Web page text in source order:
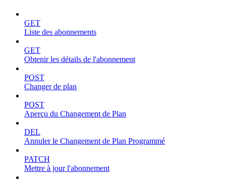
GET
Liste des abonnements
GET
Obtenir les détails de l'abonnement
POST
Changer de plan
POST
Aperçu du Changement de Plan
DEL
Annuler le Changement de Plan Programmé
PATCH
Mettre à jour l'abonnement